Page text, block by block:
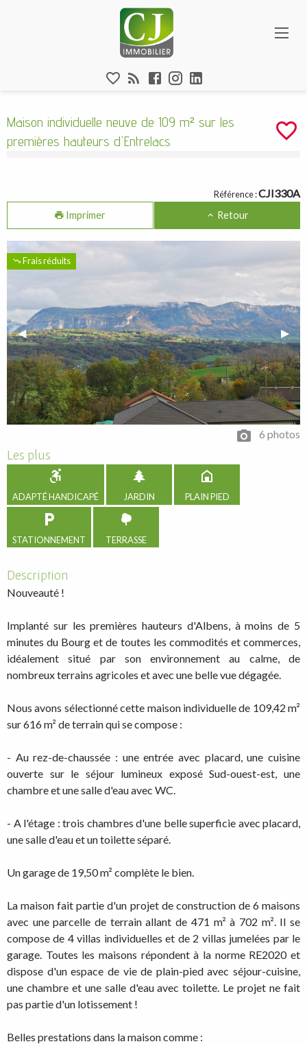
Maison individuelle neuve de 109 m²
Maison individuelle neuve de 109 m² sur les
premières hauteurs d'Entrelacs
Référence :CJI330A
Imprimer Retour
Frais réduits
Previous Slide
◀︎ Next
▶︎
6 photos
Les plus
ADAPTÉ HANDICAPÉ JARDIN PLAIN PIED
STATIONNEMENT TERRASSE
Description
Nouveauté !
Implanté sur les premières hauteurs d'Albens, à moins de 5
minutes du Bourg et de toutes les commodités et commerces,
idéalement situé par son environnement au calme, de
nombreux terrains agricoles et avec une belle vue dégagée.
Nous avons sélectionné cette maison individuelle de 109,42 m²
sur 616 m² de terrain qui se compose :
- Au rez-de-chaussée : une entrée avec placard, une cuisine
ouverte sur le séjour lumineux exposé Sud-ouest-est, une
chambre et une salle d'eau avec WC.
- A l'étage : trois chambres d'une belle superficie avec placard,
une salle d'eau et un toilette séparé.
Un garage de 19,50 m² complète le bien.
La maison fait partie d'un projet de construction de 6 maisons
avec une parcelle de terrain allant de 471 m² à 702 m². Il se
compose de 4 villas individuelles et de 2 villas jumelées par le
garage. Toutes les maisons répondent à la norme RE2020 et
dispose d'un espace de vie de plain-pied avec séjour-cuisine,
une chambre et une salle d'eau avec toilette. Le projet ne fait
pas partie d'un lotissement !
Belles prestations dans la maison comme :